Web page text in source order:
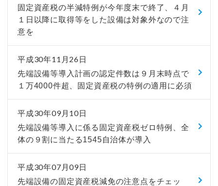
固定資産税の半減特例が今年度末で終了、４月
１日以降に取得等をした設備は対象外なので注
意を
平成30年11月26日
先端設備等導入計画の認定件数は９月末時点で
１万4000件超、固定資産税の特例の適用に必須
平成30年09月10日
先端設備等導入に係る固定資産税ゼロ特例、全
体の９割に当たる1545自治体が導入
平成30年07月09日
先端設備の固定資産税減免の注意点をチェッ